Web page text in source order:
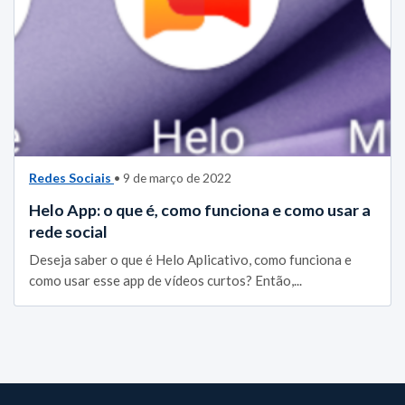
Redes Sociais • 9 de março de 2022
Helo App: o que é, como funciona e como usar a
rede social
Deseja saber o que é Helo Aplicativo, como funciona e
como usar esse app de vídeos curtos? Então,...